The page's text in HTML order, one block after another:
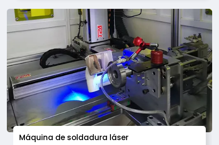
Máquina de soldadura láser